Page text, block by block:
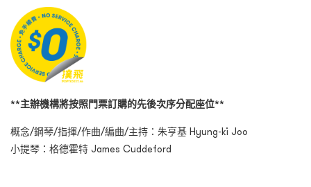
**主辦機構將按照門票訂購的先後次序分配座位**
概念/鋼琴/指揮/作曲/編曲/主持：朱亨基 Hyung-ki Joo
小提琴：格德霍特 James Cuddeford